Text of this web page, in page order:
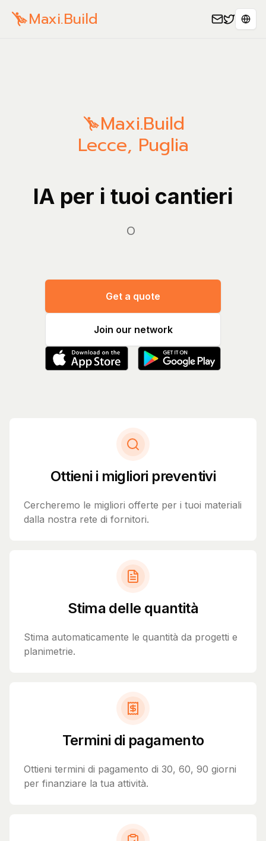
Maxi.Build
Maxi.Build
Lecce, Puglia
IA per i tuoi cantieri
Gestis
Get a quote
Join our network
Ottieni i migliori preventivi
Cercheremo le migliori offerte per i tuoi materiali
dalla nostra rete di fornitori.
Stima delle quantità
Stima automaticamente le quantità da progetti e
planimetrie.
Termini di pagamento
Ottieni termini di pagamento di 30, 60, 90 giorni
per finanziare la tua attività.